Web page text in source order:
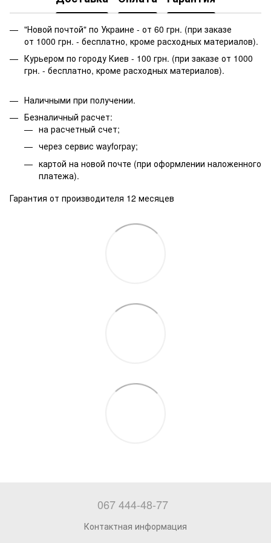
"Новой почтой" по Украине - от 60 грн. (при заказе
от 1000 грн. - бесплатно, кроме расходных материалов).
Курьером по городу Киев - 100 грн. (при заказе от 1000
грн. - бесплатно, кроме расходных материалов).
Наличными при получении.
Безналичный расчет:
на расчетный счет;
через сервис wayforpay;
картой на новой почте (при оформлении наложенного
платежа).
Гарантия от производителя 12 месяцев
067 444-48-77
Контактная информация